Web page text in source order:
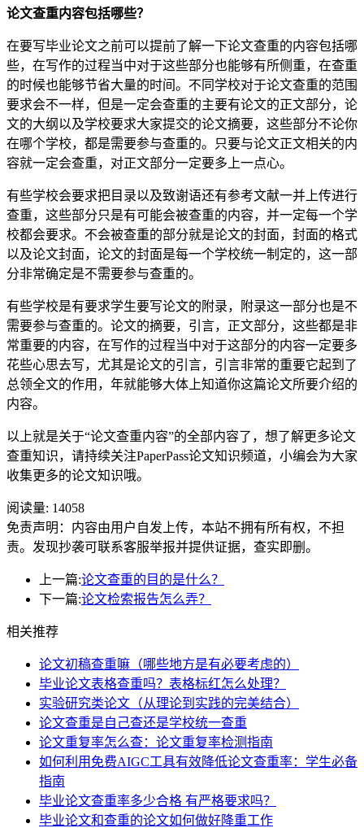
论文查重内容包括哪些？
在要写毕业论文之前可以提前了解一下论文查重的内容包括哪
些，在写作的过程当中对于这些部分也能够有所侧重，在查重
的时候也能够节省大量的时间。不同学校对于论文查重的范围
要求会不一样，但是一定会查重的主要有论文的正文部分，论
文的大纲以及学校要求大家提交的论文摘要，这些部分不论你
在哪个学校，都是需要参与查重的。只要与论文正文相关的内
容就一定会查重，对正文部分一定要多上一点心。
有些学校会要求把目录以及致谢语还有参考文献一并上传进行
查重，这些部分只是有可能会被查重的内容，并一定每一个学
校都会要求。不会被查重的部分就是论文的封面，封面的格式
以及论文封面，论文的封面是每一个学校统一制定的，这一部
分非常确定是不需要参与查重的。
有些学校是有要求学生要写论文的附录，附录这一部分也是不
需要参与查重的。论文的摘要，引言，正文部分，这些都是非
常重要的内容，在写作的过程当中对于这部分的内容一定要多
花些心思去写，尤其是论文的引言，引言非常的重要它起到了
总领全文的作用，年就能够大体上知道你这篇论文所要介绍的
内容。
以上就是关于“论文查重内容”的全部内容了，想了解更多论文
查重知识，请持续关注PaperPass论文知识频道，小编会为大家
收集更多的论文知识哦。
阅读量: 14058
免责声明：内容由用户自发上传，本站不拥有所有权，不担
责。发现抄袭可联系客服举报并提供证据，查实即删。
上一篇:论文查重的目的是什么？
下一篇:论文检索报告怎么弄？
相关推荐
论文初稿查重嘛（哪些地方是有必要考虑的）
毕业论文表格查重吗？表格标红怎么处理？
实验研究类论文（从理论到实践的完美结合）
论文查重是自己查还是学校统一查重
论文重复率怎么查：论文重复率检测指南
如何利用免费AIGC工具有效降低论文查重率：学生必备
指南
毕业论文查重率多少合格 有严格要求吗？
毕业论文和查重的论文如何做好降重工作